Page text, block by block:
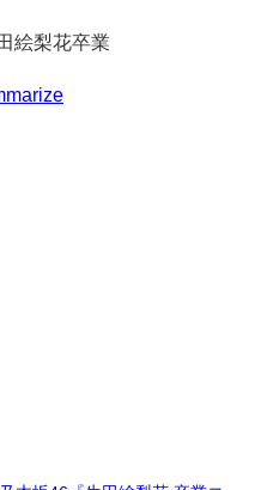
絵梨花卒業